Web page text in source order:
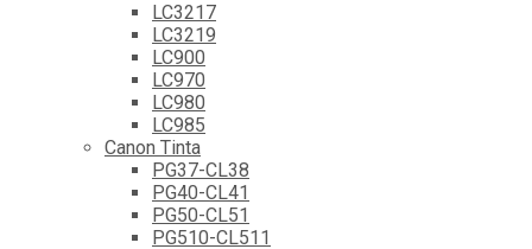
LC3217
LC3219
LC900
LC970
LC980
LC985
Canon Tinta
PG37-CL38
PG40-CL41
PG50-CL51
PG510-CL511